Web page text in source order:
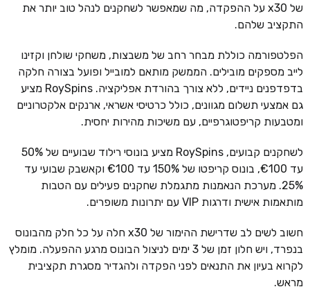
של x30 על ההפקדה, מה שמאפשר לשחקנים לנהל טוב יותר את
התקציב שלהם.
הפלטפורמה כוללת מבחר רחב של משבצות, משחקי שולחן וקזינו
לייב מספקים מובילים. הממשק מותאם למובייל ופועל בצורה חלקה
בדפדפנים ניידים, ללא צורך בהורדת אפליקציה. RoySpins מציע
גם אמצעי תשלום מגוונים, כולל כרטיסי אשראי, ארנקים אלקטרוניים
ומטבעות קריפטוגרפיים, עם משיכות מהירות יחסית.
לשחקנים קבועים, RoySpins מציע בונוסי רילוד שבועיים של 50%
עד €100, בונוס קריפטו של 150% עד €100 וקאשבק שבועי עד
25%. מערכת הנאמנות מתגמלת שחקנים פעילים עם הטבות
מותאמות אישית ודרגות VIP עם יתרונות משופרים.
חשוב לשים לב שדרישת ההימור של x30 חלה על כל חלק מהבונוס
בנפרד, ויש חלון זמן של 3 ימים לניצול הבונוס מרגע ההפעלה. מומלץ
לקרוא בעיון את התנאים לפני הפקדה ולהגדיר מסגרת תקציבית
מראש.